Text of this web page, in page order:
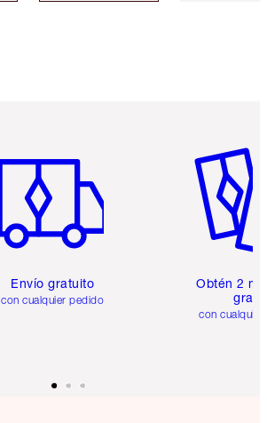
Envío gratuito
con cualquier pedido
Obtén 2
gratis
con